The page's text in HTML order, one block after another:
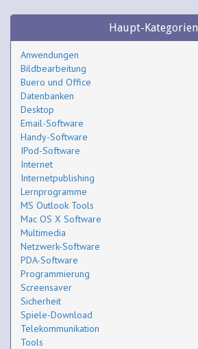
Haupt-Kategorien
Anwendungen
Bildbearbeitung
Buero und Office
Datenbanken
Desktop
Email-Software
Handy-Software
IPod-Software
Internet
Internetpublishing
Lernprogramme
MS Outlook Tools
Mac OS X Software
Multimedia
Netzwerk-Software
PDA-Software
Programmierung
Screensaver
Sicherheit
Spiele-Download
Telekommunikation
Tools